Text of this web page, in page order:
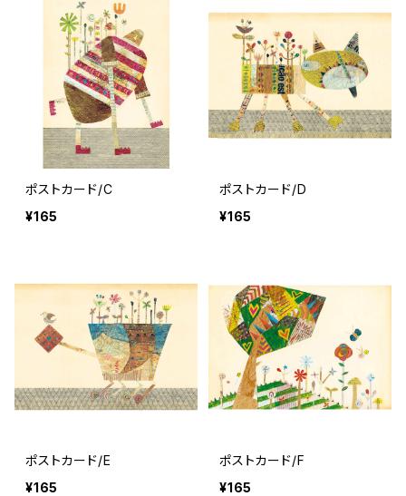
ポストカード/C
¥165
ポストカード/D
¥165
ポストカード/E
¥165
ポストカード/F
¥165